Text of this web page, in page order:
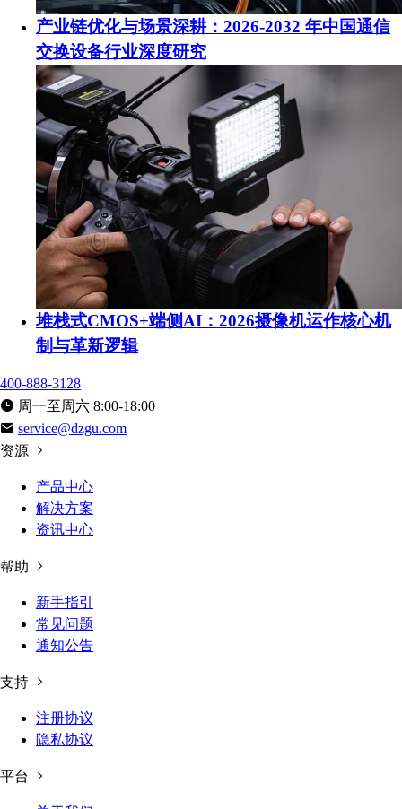
产业链优化与场景深耕：2026-2032 年中国通信
交换设备行业深度研究
堆栈式CMOS+端侧AI：2026摄像机运作核心机
制与革新逻辑
400-888-3128
周一至周六 8:00-18:00
service@dzgu.com
资源
产品中心
解决方案
资讯中心
帮助
新手指引
常见问题
通知公告
支持
注册协议
隐私协议
平台